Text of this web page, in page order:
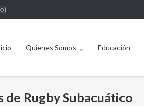
Quienes Somos Educación
Rugby Subacuático